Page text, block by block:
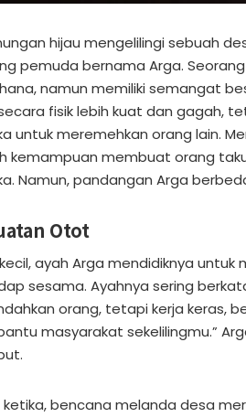
hijau mengelilingi sebuah
pemuda bernama Arga.
namun memiliki semangat
fisik lebih kuat dan gagah,
untuk meremehkan orang lain.
kemampuan membuat orang
Namun, pandangan Arga
Otot
ayah Arga mendidiknya
sesama. Ayahnya sering
orang, tetapi kerja keras,
masyarakat sekelilingmu.”
ketika, bencana melanda desa